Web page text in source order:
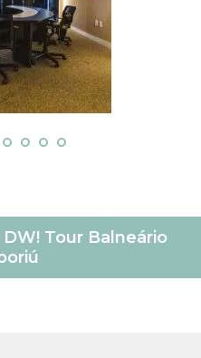
Tour Balneário